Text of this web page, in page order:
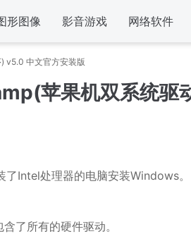
形图像 影音游戏 网络软件
v5.0 中文官方安装版
苹果机双系统驱
Intel处理器的电脑安装Windows。
了所有的硬件驱动。